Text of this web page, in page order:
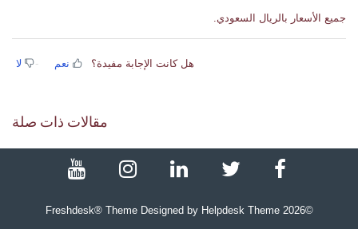
جميع الأسعار بالريال السعودي.
هل كانت الإجابة مفيدة؟ نعم لا
مقالات ذات صلة
©
2026
Freshdesk® Theme Designed by Helpdesk Theme